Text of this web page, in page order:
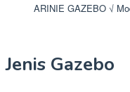
ARINIE GAZEBO √
Jenis Gazebo